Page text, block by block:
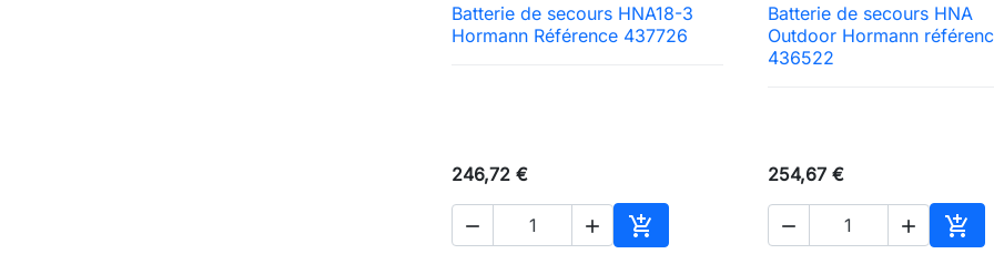
 Aperçu rapide
Batterie de secours HNA18-3
Hormann Référence 437726
246,72 €
  
Ajouter au panier
 Aperçu rapide
Batterie de secours HNA
Outdoor Hormann
436522
254,67 €
  